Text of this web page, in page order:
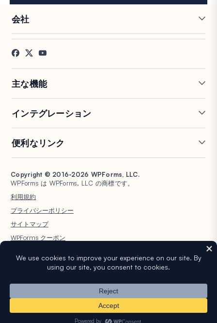
会社
採用情報
お客様の声
プレス
アフィリエイト
主な機能
条件付きロジック
会話型フォーム
フォームランディングページ
エントリー管理
フォーム放棄
フォーム通知
ファイルアップロード
計算フォーム
ジオロケーションフォーム
PDF生成
署名フォーム
スパム保護
アンケートと投票
インテグレーション
Google Sheets
Salesforce
HubSpot
Google ドライブ
Stripe
PayPal
Square
便利なリンク
ドキュメント
プランと料金
WPVibe.ai
WPBeginner
WPConsent
Universally
Copyright © 2016-2026 WPForms, LLC.
WPForms は WPForms, LLC の商標です。
利用規約
プライバシーポリシー
サイトマップ
WPForms クーポン
ブサイトでの WordPress® の名前の使用は、識別目的のみであり、
WordPress Foundation による承認を意味するものではありません。
WPForms は WordPress Foundation によって承認、所有、または提携され
ていません。